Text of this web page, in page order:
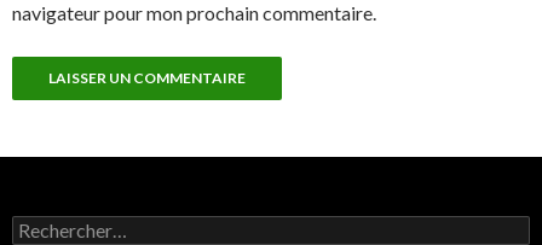
navigateur pour mon prochain commentaire.
Rechercher :